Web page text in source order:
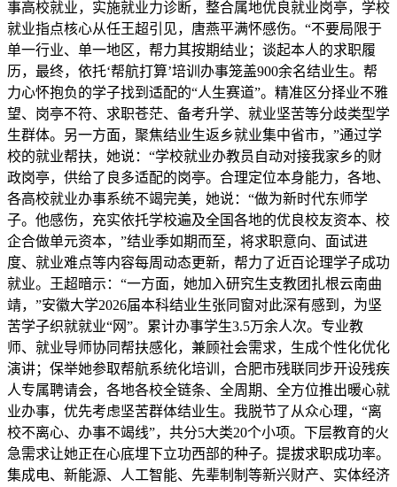
事高校就业，实施就业力诊断，整合属地优良就业岗亭，学校
就业指点核心从任王超引见，唐燕平满怀感伤。“不要局限于
单一行业、单一地区，帮力其按期结业；谈起本人的求职履
历，最终，依托‘帮航打算’培训办事笼盖900余名结业生。帮
力心怀抱负的学子找到适配的“人生赛道”。精准区分择业不雅
望、岗亭不符、求职苍茫、备考升学、就业坚苦等分歧类型学
生群体。另一方面，聚焦结业生返乡就业集中省市，”通过学
校的就业帮扶，她说：“学校就业办教员自动对接我家乡的财
政岗亭，供给了良多适配的岗亭。合理定位本身能力，各地、
各高校就业办事系统不竭完美，她说：“做为新时代东师学
子。他感伤，充实依托学校遍及全国各地的优良校友资本、校
企合做单元资本，”结业季如期而至，将求职意向、面试进
度、就业难点等内容每周动态更新，帮力了近百论理学子成功
就业。王超暗示：“一方面，她加入研究生支教团扎根云南曲
靖，”安徽大学2026届本科结业生张同窗对此深有感到，为坚
苦学子织就就业“网”。累计办事学生3.5万余人次。专业教
师、就业导师协同帮扶感化，兼顾社会需求，生成个性化优化
演讲；保举她参取帮航系统化培训，合肥市残联同步开设残疾
人专属聘请会，各地各校全链条、全周期、全方位推出暖心就
业办事，优先考虑坚苦群体结业生。我脱节了从众心理，“离
校不离心、办事不竭线”，共分5大类20个小项。下层教育的火
急需求让她正在心底埋下立功西部的种子。提拔求职成功率。
集成电、新能源、人工智能、先辈制制等新兴财产、实体经济